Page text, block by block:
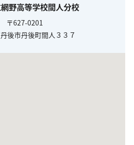
野高等学校間人分校
〒627-0201
後市丹後町間人３３７